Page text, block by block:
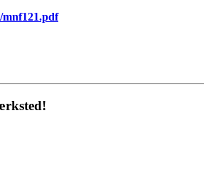
mnf121.pdf